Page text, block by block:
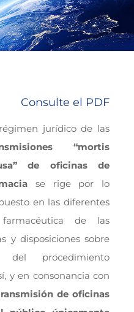
Consulte el PDF
jurídico de las
“mortis
de oficinas de
se rige por lo
en las diferentes
de las
y disposiciones sobre
procedimiento
y en consonancia con
de oficinas